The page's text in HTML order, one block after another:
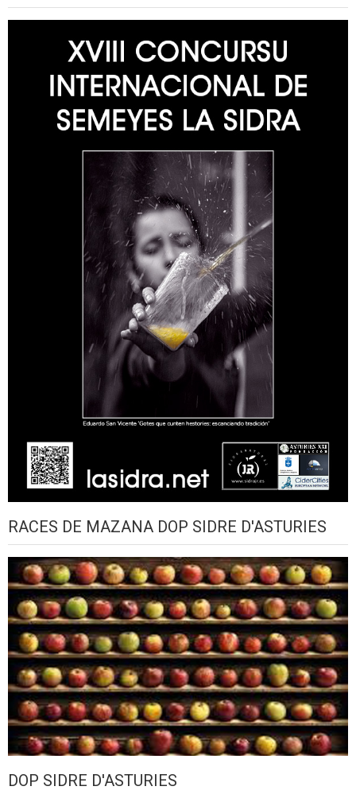
RACES DE MAZANA DOP SIDRE D'ASTURIES
DOP SIDRE D'ASTURIES